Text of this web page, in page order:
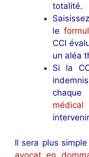
totalité.
le
CCI
un aléa
Si la
Il sera plus
avocat en